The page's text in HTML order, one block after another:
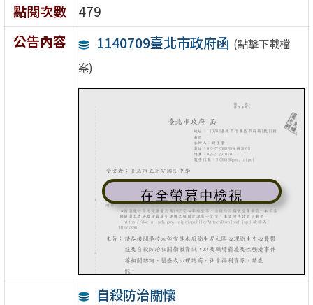
點閱次數
479
公告內容
1140709臺北市政府函 (點擊下載檔
案)
在全螢幕中檢視
自殺防治關懷